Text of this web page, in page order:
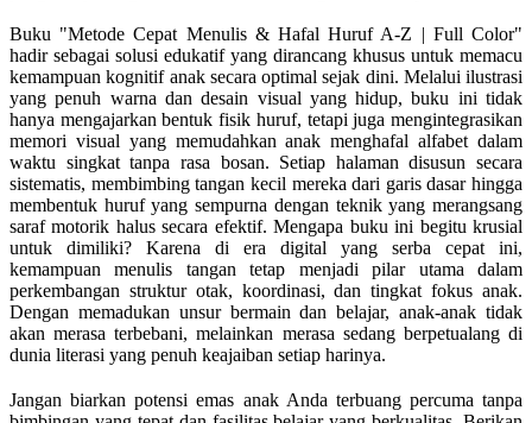
Buku "Metode Cepat Menulis & Hafal Huruf A-Z | Full Color"
hadir sebagai solusi edukatif yang dirancang khusus untuk memacu
kemampuan kognitif anak secara optimal sejak dini. Melalui ilustrasi
yang penuh warna dan desain visual yang hidup, buku ini tidak
hanya mengajarkan bentuk fisik huruf, tetapi juga mengintegrasikan
memori visual yang memudahkan anak menghafal alfabet dalam
waktu singkat tanpa rasa bosan. Setiap halaman disusun secara
sistematis, membimbing tangan kecil mereka dari garis dasar hingga
membentuk huruf yang sempurna dengan teknik yang merangsang
saraf motorik halus secara efektif. Mengapa buku ini begitu krusial
untuk dimiliki? Karena di era digital yang serba cepat ini,
kemampuan menulis tangan tetap menjadi pilar utama dalam
perkembangan struktur otak, koordinasi, dan tingkat fokus anak.
Dengan memadukan unsur bermain dan belajar, anak-anak tidak
akan merasa terbebani, melainkan merasa sedang berpetualang di
dunia literasi yang penuh keajaiban setiap harinya.
Jangan biarkan potensi emas anak Anda terbuang percuma tanpa